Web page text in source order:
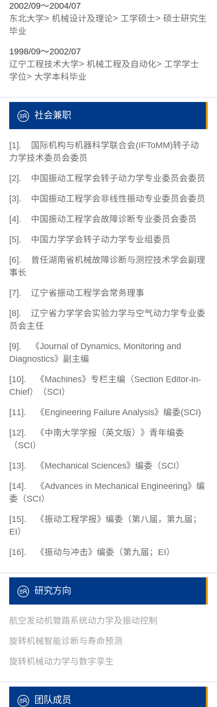
2002/09～2004/07
东北大学> 机械设计及理论> 工学硕士> 硕士研究生
毕业
1998/09～2002/07
辽宁工程技术大学> 机械工程及自动化> 工学学士
学位> 大学本科毕业
社会兼职
[1]. 国际机构与机器科学联合会(IFToMM)转子动
力学技术委员会委员
[2]. 中国振动工程学会转子动力学专业委员会委员
[3]. 中国振动工程学会非线性振动专业委员会委员
[4]. 中国振动工程学会故障诊断专业委员会委员
[5]. 中国力学学会转子动力学专业组委员
[6]. 曾任湖南省机械故障诊断与测控技术学会副理
事长
[7]. 辽宁省振动工程学会常务理事
[8]. 辽宁省力学学会实验力学与空气动力学专业委
员会主任
[9]. 《Journal of Dynamics, Monitoring and
Diagnostics》副主编
[10]. 《Machines》专栏主编（Section Editor-in-
Chief）（SCI）
[11]. 《Engineering Failure Analysis》编委(SCI)
[12]. 《中南大学学报（英文版）》青年编委
（SCI）
[13]. 《Mechanical Sciences》编委（SCI）
[14]. 《Advances in Mechanical Engineering》编
委（SCI）
[15]. 《振动工程学报》编委（第八届，第九届；
EI）
[16]. 《振动与冲击》编委（第九届；EI）
研究方向
航空发动机管路系统动力学及振动控制
旋转机械智能诊断与寿命预测
旋转机械动力学与数字孪生
团队成员